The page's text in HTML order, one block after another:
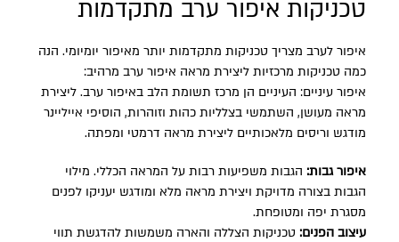
טכניקות איפור ערב מתקדמות
איפור לערב מצריך טכניקות מתקדמות יותר מאיפור יומיומי. הנה
כמה טכניקות מרכזיות ליצירת מראה איפור ערב מרהיב:
איפור עיניים: העיניים הן מרכז תשומת הלב באיפור ערב. ליצירת
מראה מעושן, השתמשי בצלליות כהות וזוהרות, הוסיפי אייליינר
מודגש וריסים מלאכותיים ליצירת מראה דרמטי ומפתה.
איפור גבות: הגבות משפיעות רבות על המראה הכללי. מילוי
הגבות בצורה מדויקת ויצירת מראה מלא ומודגש יעניקו לפנים
מסגרת יפה ומטופחת.
עיצוב הפנים: טכניקות הצללה והארה משמשות להדגשת תווי